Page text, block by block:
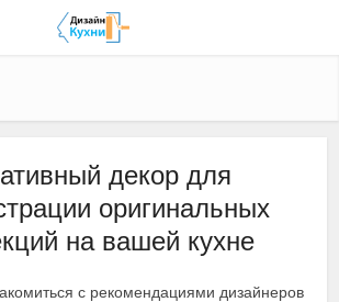
декор для
оригинальных
на вашей кухне
с рекомендациями дизайнеров